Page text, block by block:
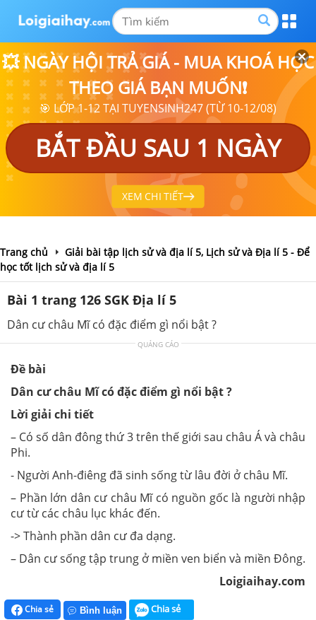
💥 NGÀY HỘI TRẢ GIÁ - MUA KHOÁ HỌC
THEO GIÁ BẠN MUỐN❗
🎯 LỚP 1-12 TẠI TUYENSINH247 (TỪ 10-12/08)
BẮT ĐẦU SAU 1 NGÀY
XEM CHI TIẾT
Trang chủ
Giải bài tập lịch sử và địa lí 5, Lịch sử và Địa lí 5 - Để
học tốt lịch sử và địa lí 5
Bài 1 trang 126 SGK Địa lí 5
Dân cư châu Mĩ có đặc điểm gì nổi bật ?
QUẢNG CÁO
Đề bài
Dân cư châu Mĩ có đặc điểm gì nổi bật ?
Lời giải chi tiết
– Có số dân đông thứ 3 trên thế giới sau châu Á và châu
Phi.
- Người Anh-điêng đã sinh sống từ lâu đời ở châu Mĩ.
– Phần lớn dân cư châu Mĩ có nguồn gốc là người nhập
cư từ các châu lục khác đến.
-> Thành phần dân cư đa dạng.
– Dân cư sống tập trung ở miền ven biển và miền Đông.
Loigiaihay.com
Chia sẻ Bình luận Chia sẻ